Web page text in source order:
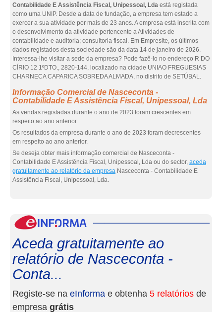
Contabilidade E Assistência Fiscal, Unipessoal, Lda está registada
como uma UNIP. Desde a data de fundação, a empresa tem estado a
exercer a sua atividade por mais de 23 anos. A empresa está inscrita com
o desenvolvimento da atividade pertencente a Atividades de
contabilidade e auditoria; consultoria fiscal. Em Empresite, os últimos
dados registados desta sociedade são da data 14 de janeiro de 2026.
Interessa-lhe visitar a sede da empresa? Pode fazê-lo no endereço R DO
CÍRIO 12 1ºDTO., 2820-144, localizado na cidade UNIAO FREGUESIAS
CHARNECA CAPARICA SOBREDA ALMADA, no distrito de SETÚBAL.
Informação Comercial de Nasceconta -
Contabilidade E Assistência Fiscal, Unipessoal, Lda
As vendas registadas durante o ano de 2023 foram crescentes em
respeito ao ano anterior.
Os resultados da empresa durante o ano de 2023 foram decrescentes
em respeito ao ano anterior.
Se deseja obter mais informação comercial de Nasceconta -
Contabilidade E Assistência Fiscal, Unipessoal, Lda ou do sector, aceda
gratuitamente ao relatório da empresa Nasceconta - Contabilidade E
Assistência Fiscal, Unipessoal, Lda.
Aceda gratuitamente ao
relatório de Nasceconta -
Conta...
Registe-se na eInforma e obtenha 5 relatórios de
empresa grátis